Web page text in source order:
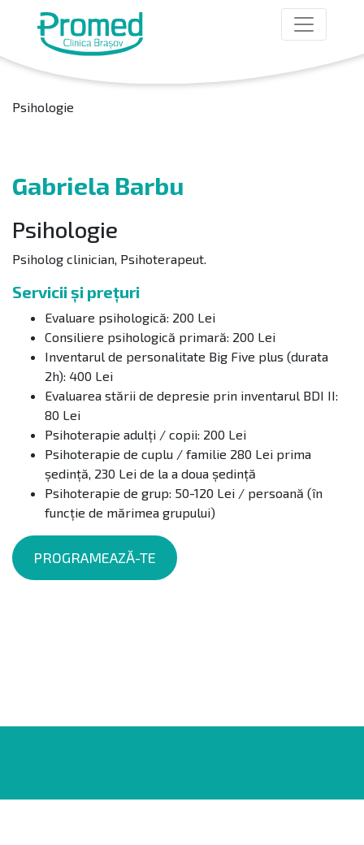
Psihologie
Gabriela Barbu
Psihologie
Psiholog clinician, Psihoterapeut.
Servicii și prețuri
Evaluare psihologică: 200 Lei
Consiliere psihologică primară: 200 Lei
Inventarul de personalitate Big Five plus (durata
2h): 400 Lei
Evaluarea stării de depresie prin inventarul BDI II:
80 Lei
Psihoterapie adulți / copii: 200 Lei
Psihoterapie de cuplu / familie 280 Lei prima
ședință, 230 Lei de la a doua ședință
Psihoterapie de grup: 50-120 Lei / persoană (în
funcție de mărimea grupului)
PROGRAMEAZĂ-TE